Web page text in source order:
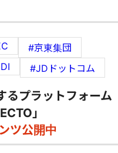
#京東集団
#JDドットコム
るプラットフォーム
」
ツ公開中